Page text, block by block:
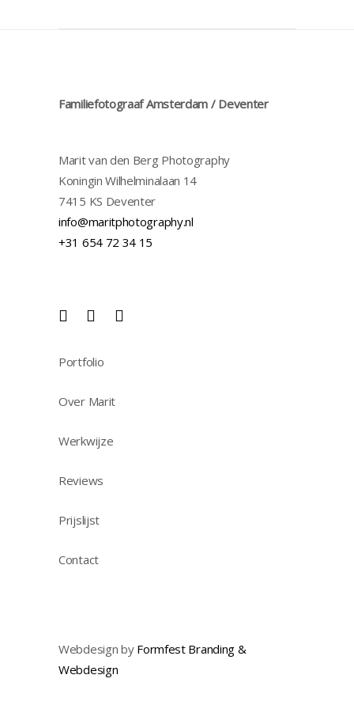
Familiefotograaf Amsterdam / Deventer
Marit van den Berg Photography
Koningin Wilhelminalaan 14
7415 KS Deventer
info@maritphotography.nl
+31 654 72 34 15
Portfolio
Over Marit
Werkwijze
Reviews
Prijslijst
Contact
Webdesign by Formfest Branding &
Webdesign